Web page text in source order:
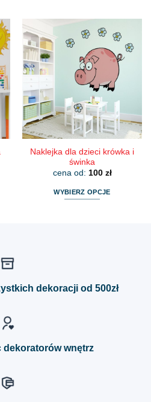
wiele
wariantów.
Opcje
można
wybrać
na
stronie
produktu
Naklejka dla dzieci krówka i
świnka
cena od: 100 zł
WYBIERZ OPCJE
dekoracji od 500zł
dekoratorów wnętrz